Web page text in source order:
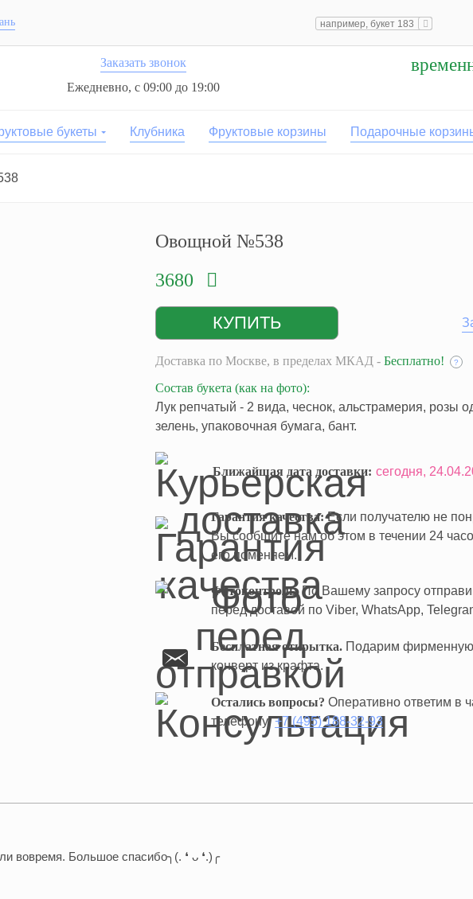
Заказать звонок
Ежедневно, с 09:00 до 19:00
букеты Клубника Фруктовые корзины Подарочные
Овощной №538
3680
Доставка по Москве, в пределах МКАД - Бесплатно! ?
Состав букета (как на фото):
Лук репчатый - 2 вида, чеснок, альстрамерия, розы
зелень, упаковочная бумага, бант.
Ближайшая дата доставки: сегодня,
Гарантия качества:Если получателю не
Вы сообщите нам об этом в течении 24
его поменяем.
Фотоконтроль.По Вашему запросу
перед доставой по Viber, WhatsApp,
Бесплатная открытка. Подарим фирменную
конверт из крафта.
Остались вопросы? Оперативно ответим в
телефону:+7 (495) 188-32-93
вовремя. Большое спасибо╮(. ❛ ᴗ ❛.)╭